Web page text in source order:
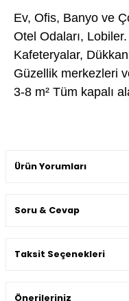
Ev, Ofis, Banyo ve
Otel Odaları, Lobiler.
Kafeteryalar,
Güzellik merkezleri
3-8 m² Tüm kapalı
Ürün Yorumları
Soru & Cevap
Taksit Seçenekleri
Önerileriniz